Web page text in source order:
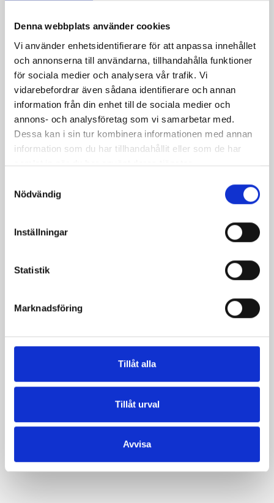
Denna webbplats använder cookies
Vi använder enhetsidentifierare för att anpassa innehållet
och annonserna till användarna, tillhandahålla funktioner
för sociala medier och analysera vår trafik. Vi
vidarebefordrar även sådana identifierare och annan
information från din enhet till de sociala medier och
annons- och analysföretag som vi samarbetar med.
Dessa kan i sin tur kombinera informationen med annan
information som du har tillhandahållit eller som de har
samlat in när du har använt deras tjänster.
Nödvändig
Inställningar
Statistik
Marknadsföring
Tillåt alla
Tillåt urval
Avvisa